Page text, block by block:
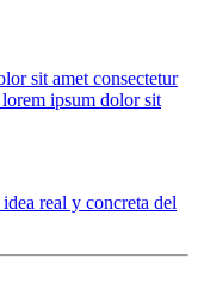
sit amet consectetur
ipsum dolor sit
real y concreta del